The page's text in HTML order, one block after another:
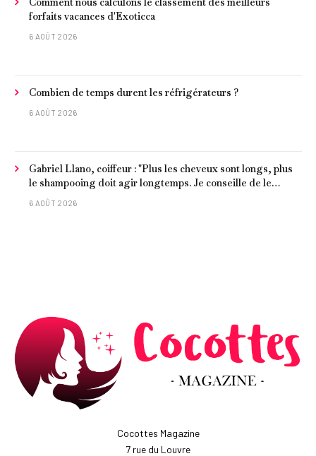
forfaits vacances d'Exoticca
6 AOÛT 2026
Combien de temps durent les réfrigérateurs ?
6 AOÛT 2026
Gabriel Llano, coiffeur : "Plus les cheveux sont longs, plus
le shampooing doit agir longtemps. Je conseille de le
laisser entre 1 et 3 minutes."
6 AOÛT 2026
Cocottes Magazine
7 rue du Louvre